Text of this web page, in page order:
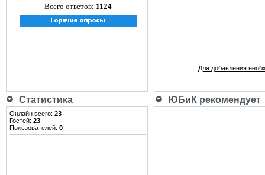
Всего ответов: 1124
Для добавления
Статистика ЮБиК рекомендует
Онлайн всего: 23
Гостей: 23
Пользователей: 0